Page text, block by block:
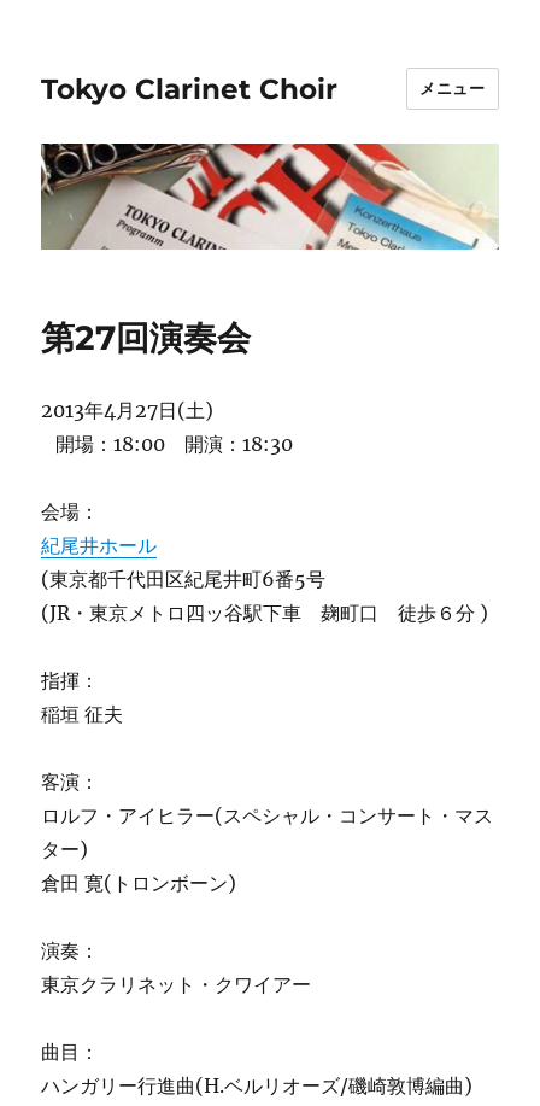
Tokyo Clarinet Choir メニュー
第27回演奏会
2013年4月27日(土)
開場：18:00 開演：18:30
会場：
紀尾井ホール
(東京都千代田区紀尾井町6番5号
(JR・東京メトロ四ッ谷駅下車 麹町口 徒歩６分 )
指揮：
稲垣 征夫
客演：
ロルフ・アイヒラー(スペシャル・コンサート・マス
ター)
倉田 寛(トロンボーン)
演奏：
東京クラリネット・クワイアー
曲目：
ハンガリー行進曲(H.ベルリオーズ/磯崎敦博編曲)